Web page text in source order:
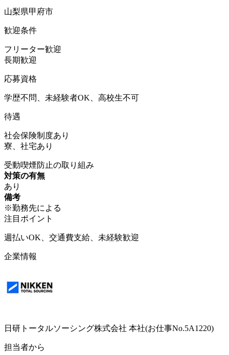
山梨県甲府市
歓迎条件
フリーター歓迎
長期歓迎
応募資格
学歴不問、未経験者OK、高校生不可
待遇
社会保険制度あり
寮、社宅あり
受動喫煙防止の取り組み
対策の有無
あり
備考
※勤務先による
注目ポイント
週払いOK、交通費支給、未経験歓迎
企業情報
日研トータルソーシング株式会社 本社(お仕事No.5A1220)
担当者から